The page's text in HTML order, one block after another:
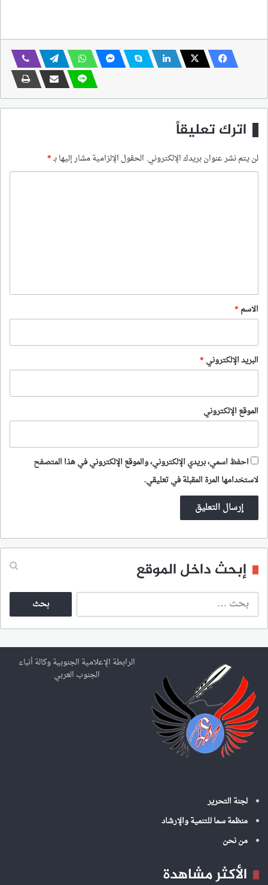
اترك تعليقاً
لن يتم نشر عنوان بريدك الإلكتروني. الحقول الإلزامية مشار إليها بـ*
*
الاسم *
البريد الإلكتروني *
الموقع الإلكتروني
احفظ اسمي، بريدي الإلكتروني، والموقع الإلكتروني في هذا المتصفح
لاستخدامها المرة المقبلة في تعليقي.
إبحث داخل الموقع
ث
ع
ن
الرابطة الإعلامية الجنوبية وكالة أنباء
الجنوب العربي
لجنة التحرير
منظمة سما للتنمية والإرشاد
من نحن
الأكثر مشاهدة